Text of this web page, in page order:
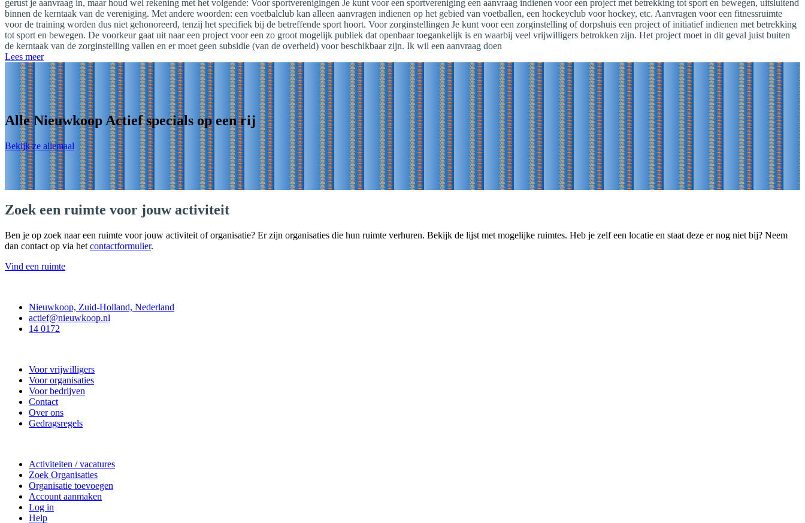
gerust je aanvraag in, maar houd wel rekening met het volgende: Voor sportverenigingen Je kunt voor een sportvereniging een aanvraag indienen voor een project met betrekking tot sport en bewegen, uitsluitend
binnen de kerntaak van de vereniging. Met andere woorden: een voetbalclub kan alleen aanvragen indienen op het gebied van voetballen, een hockeyclub voor hockey, etc. Aanvragen voor een fitnessruimte
voor de training worden dus niet gehonoreerd, tenzij het specifiek bij de betreffende sport hoort. Voor zorginstellingen Je kunt voor een zorginstelling of dorpshuis een project of initiatief indienen met betrekking
tot sport en bewegen. De voorkeur gaat uit naar een project voor een zo groot mogelijk publiek dat openbaar toegankelijk is en waarbij veel vrijwilligers betrokken zijn. Het project moet in dit geval juist buiten
de kerntaak van de zorginstelling vallen en er moet geen subsidie (van de overheid) voor beschikbaar zijn. Ik wil een aanvraag doen
Lees meer
Alle Nieuwkoop Actief specials op een rij
Bekijk ze allemaal
Zoek een ruimte voor jouw activiteit
Ben je op zoek naar een ruimte voor jouw activiteit of organisatie? Er zijn organisaties die hun ruimte verhuren. Bekijk de lijst met mogelijke ruimtes. Heb je zelf een locatie en staat deze er nog niet bij? Neem
dan contact op via het contactformulier.
Vind een ruimte
Nieuwkoop, Zuid-Holland, Nederland
actief@nieuwkoop.nl
14 0172
Voor vrijwilligers
Voor organisaties
Voor bedrijven
Contact
Over ons
Gedragsregels
Activiteiten / vacatures
Zoek Organisaties
Organisatie toevoegen
Account aanmaken
Log in
Help